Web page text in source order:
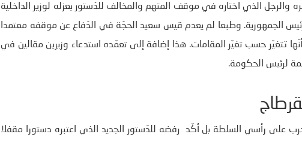
الذي اختاره في موقف المتهم والمخالف للدّستور بعزله لوزير الداخلية
الجمهورية. وطبعا لم يعدم قيس سعيد الحجّة في الدّفاع عن موقفه معتمدا
أنّها تتغيّر حسب تغيّر المقامات. هذا إضافة إلى تعمّده استدعاء وزيرين مقالين في
لرئيس الحكومة.
على رأسي السلطة بل أكّد رفضه للدّستور الجديد الذي اعتبره دستورا مقفلا